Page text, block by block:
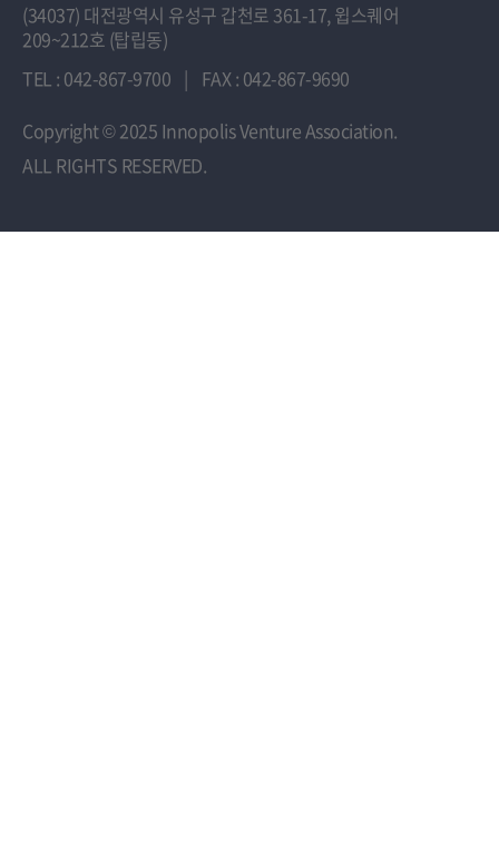
(34037) 대전광역시 유성구 갑천로 361-17, 윕스퀘어
209~212호 (탑립동)
TEL : 042-867-9700 | FAX : 042-867-9690
Copyright© 2025 Innopolis Venture Association.
ALL RIGHTS RESERVED.